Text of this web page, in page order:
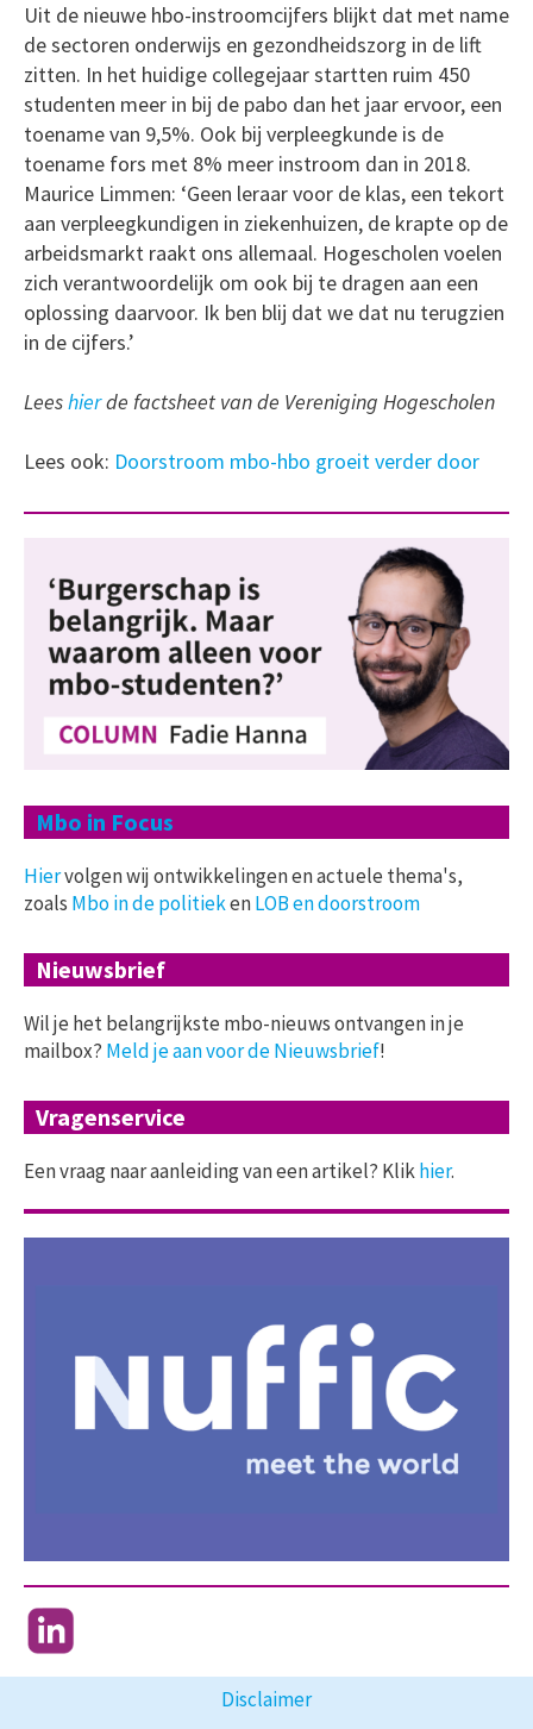
Uit de nieuwe hbo-instroomcijfers blijkt dat met name
de sectoren onderwijs en gezondheidszorg in de lift
zitten. In het huidige collegejaar startten ruim 450
studenten meer in bij de pabo dan het jaar ervoor, een
toename van 9,5%. Ook bij verpleegkunde is de
toename fors met 8% meer instroom dan in 2018.
Maurice Limmen: ‘Geen leraar voor de klas, een tekort
aan verpleegkundigen in ziekenhuizen, de krapte op de
arbeidsmarkt raakt ons allemaal. Hogescholen voelen
zich verantwoordelijk om ook bij te dragen aan een
oplossing daarvoor. Ik ben blij dat we dat nu terugzien
in de cijfers.’
Leeshierde factsheet van de Vereniging Hogescholen
Lees ook: Doorstroom mbo-hbo groeit verder door
Mbo in Focus
Hiervolgen wij ontwikkelingen en actuele thema's,
zoals Mbo in de politiekenLOB en doorstroom
Nieuwsbrief
Wil je het belangrijkste mbo-nieuws ontvangen in je
mailbox? Meld je aan voor de Nieuwsbrief!
Vragenservice
Een vraag naar aanleiding van een artikel? Klikhier.
Disclaimer